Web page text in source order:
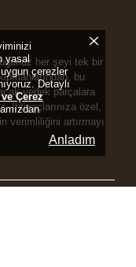
yasal
çerezler
Detaylı
Çerez
Anladım
her şeyi tek bir
bu
yedek parçalara
İhtiyaçlarınıza özel,
verimliliğini artırmayı